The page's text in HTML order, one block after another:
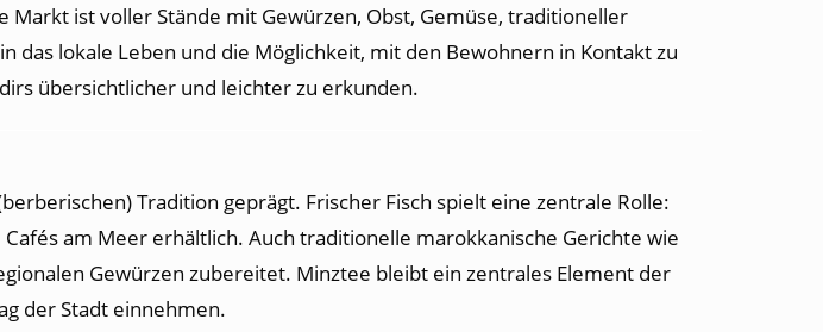
ist voller Stände mit Gewürzen, Obst, Gemüse, traditioneller
das lokale Leben und die Möglichkeit, mit den Bewohnern in Kontakt zu
übersichtlicher und leichter zu erkunden.
Tradition geprägt. Frischer Fisch spielt eine zentrale Rolle:
am Meer erhältlich. Auch traditionelle marokkanische Gerichte wie
Gewürzen zubereitet. Minztee bleibt ein zentrales Element der
der Stadt einnehmen.